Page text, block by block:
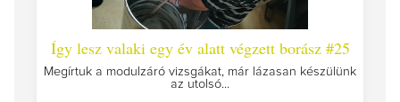
Így lesz valaki egy év alatt végzett borász #25
Megírtuk a modulzáró vizsgákat, már lázasan készülünk
az utolsó...